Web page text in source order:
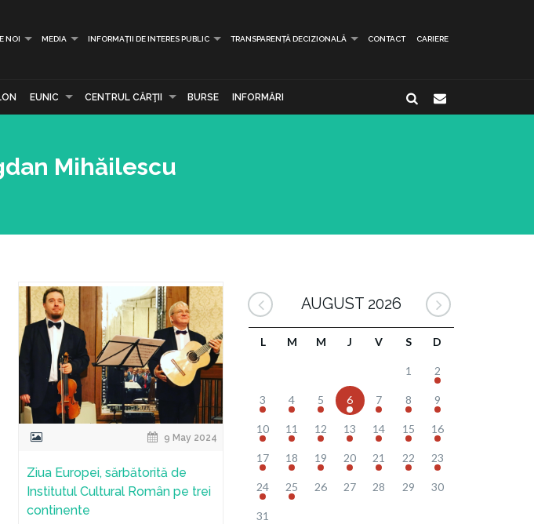
NOI MEDIA INFORMAȚII DE INTERES PUBLIC TRANSPARENȚĂ DECIZIONALĂ CONTACT CARIERE
EUNIC CENTRUL CĂRŢII BURSE INFORMĂRI
Mihăilescu
9 May 2024
Ziua Europei, sărbătorită de
Institutul Cultural Român pe trei
continente
AUGUST 2026
L M M J V S D
1 2
3 4 5 6 7 8 9
10 11 12 13 14 15 16
17 18 19 20 21 22 23
24 25 26 27 28 29 30
31